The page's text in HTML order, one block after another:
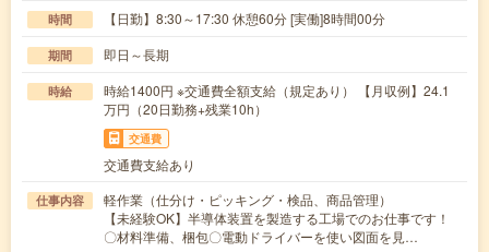
時間 【日勤】8:30～17:30 休憩60分 [実働]8時間00分
期間 即日～長期
時給
時給1400円 ※交通費全額支給（規定あり） 【月収例】24.1
万円（20日勤務+残業10h）
交通費
交通費支給あり
仕事内容
軽作業（仕分け・ピッキング・検品、商品管理）
【未経験OK】半導体装置を製造する工場でのお仕事です！
〇材料準備、梱包〇電動ドライバーを使い図面を見…